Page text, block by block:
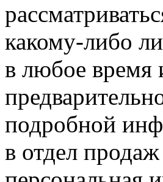
какому-либо
в любое время
подробной
в отдел